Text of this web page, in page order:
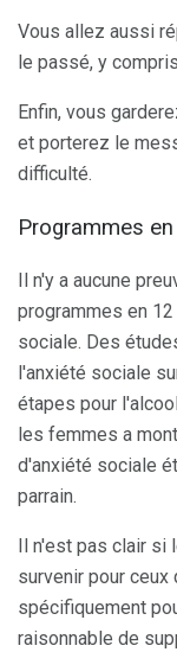
Vous allez aussi
le passé, y
Enfin, vous
et porterez le
difficulté.
Programmes
Il n'y a aucune
programmes en
sociale. Des
l'anxiété sociale
étapes pour
les femmes a
d'anxiété sociale
parrain.
Il n'est pas clair si
survenir pour
spécifiquement
raisonnable de